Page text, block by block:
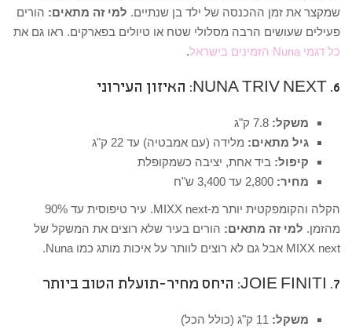
שמקצר את זמן ההכנסה של ילד בן שנתיים. למי זה מתאים: הורים
פעילים שעושים הרבה מסלולי שטח או טיולים בפארקים. ראו גם את
כל דגמי Nuna הזמינים בישראל
.
6. NUNA TRIV NEXT: האיזון העירוני
משקל:
גיל מתאים: מלידה (עם אמבטיה) עד 22 ק"ג
קיפול: ביד אחת, יציבה כשמקופלת
מחיר:
הקלה והקומפקטית יותר מ-MIXX next. עיר טיפוסית עד 90%
מהזמן. למי זה מתאים: הורים בעיר שלא רוצים את המשקל של
MIXX next אבל גם לא רוצים לוותר על איכות מותג כמו Nuna.
7. JOIE FINITI: היחס מחיר-תועלת הטוב ביותר
משקל: